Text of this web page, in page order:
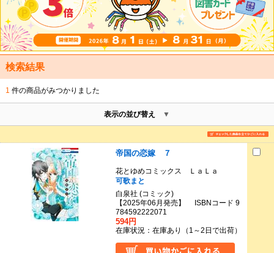
検索結果
1 件の商品がみつかりました
表示の並び替え
帝国の恋嫁 ７
花とゆめコミックス ＬａＬａ
可歌まと
白泉社 (コミック)
【2025年06月発売】 ISBNコード 9
784592222071
594円
在庫状況：在庫あり（1～2日で出荷）